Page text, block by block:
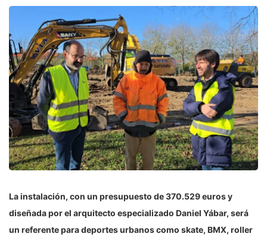
La instalación, con un presupuesto de 370.529 euros y
diseñada por el arquitecto especializado Daniel Yábar, será
un referente para deportes urbanos como skate, BMX, roller